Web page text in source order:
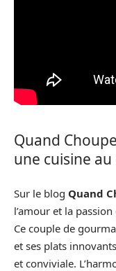
Quand
une cuisine
Sur le blog Quand
l’amour et la
Ce couple de
et ses plats
et conviviale.